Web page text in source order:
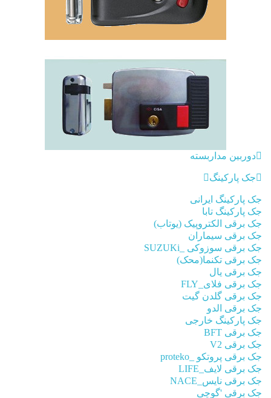
دوربین مداربسته
جک پارکینگ
جک پارکینگ ایرانی
جک پارکینگ تابا
جک برقی الکتروپیک (یوتاب)
جک برقی سیماران
جک برقی سوزوکی _SUZUKi
جک برقی تکنما(محک)
جک برقی یال
جک برقی فلای_FLY
جک برقی گلدن گیت
جک برقی الدو
جک پارکینگ خارجی
جک برقی BFT
جک برقی V2
جک برقی پروتکو _proteko
جک برقی لایف_LIFE
جک برقی نایس_NACE
جک برقی 'گوچی